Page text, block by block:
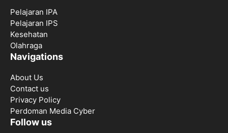
Pelajaran IPA
Pelajaran IPS
Kesehatan
Olahraga
Navigations
About Us
Contact us
Privacy Policy
Perdoman Media Cyber
Follow us